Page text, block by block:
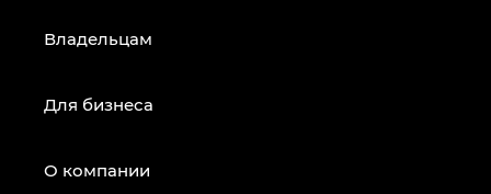
Владельцам
Для бизнеса
О компании